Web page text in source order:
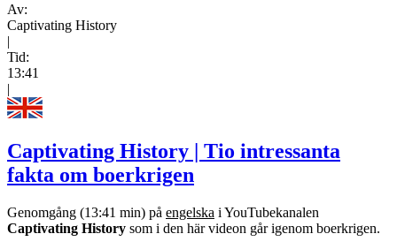
Av:
Captivating History
|
Tid:
13:41
|
Captivating History | Tio intressanta
fakta om boerkrigen
Genomgång (13:41 min) på engelska i YouTubekanalen
Captivating History som i den här videon går igenom boerkrigen.